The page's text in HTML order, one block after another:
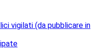
vigilati (da pubblicare in